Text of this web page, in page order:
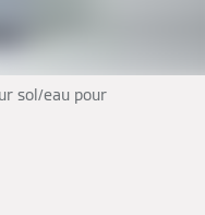
sol/eau pour